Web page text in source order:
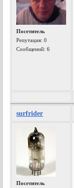
Посетитель
Репутация:0
Сообщений: 6
surfrider
Посетитель